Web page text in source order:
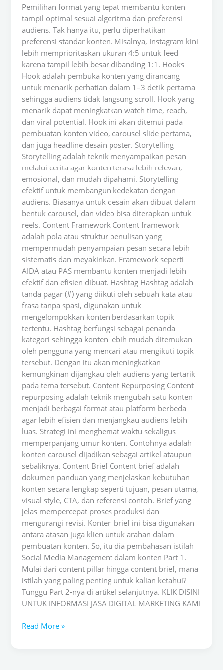
Pemilihan format yang tepat membantu konten
tampil optimal sesuai algoritma dan preferensi
audiens. Tak hanya itu, perlu diperhatikan
preferensi standar konten. Misalnya, Instagram kini
lebih memprioritaskan ukuran 4:5 untuk feed
karena tampil lebih besar dibanding 1:1. Hooks
Hook adalah pembuka konten yang dirancang
untuk menarik perhatian dalam 1–3 detik pertama
sehingga audiens tidak langsung scroll. Hook yang
menarik dapat meningkatkan watch time, reach,
dan viral potential. Hook ini akan ditemui pada
pembuatan konten video, carousel slide pertama,
dan juga headline desain poster. Storytelling
Storytelling adalah teknik menyampaikan pesan
melalui cerita agar konten terasa lebih relevan,
emosional, dan mudah dipahami. Storytelling
efektif untuk membangun kedekatan dengan
audiens. Biasanya untuk desain akan dibuat dalam
bentuk carousel, dan video bisa diterapkan untuk
reels. Content Framework Content framework
adalah pola atau struktur penulisan yang
mempermudah penyampaian pesan secara lebih
sistematis dan meyakinkan. Framework seperti
AIDA atau PAS membantu konten menjadi lebih
efektif dan efisien dibuat. Hashtag Hashtag adalah
tanda pagar (#) yang diikuti oleh sebuah kata atau
frasa tanpa spasi, digunakan untuk
mengelompokkan konten berdasarkan topik
tertentu. Hashtag berfungsi sebagai penanda
kategori sehingga konten lebih mudah ditemukan
oleh pengguna yang mencari atau mengikuti topik
tersebut. Dengan itu akan meningkatkan
kemungkinan dijangkau oleh audiens yang tertarik
pada tema tersebut. Content Repurposing Content
repurposing adalah teknik mengubah satu konten
menjadi berbagai format atau platform berbeda
agar lebih efisien dan menjangkau audiens lebih
luas. Strategi ini menghemat waktu sekaligus
memperpanjang umur konten. Contohnya adalah
konten carousel dijadikan sebagai artikel ataupun
sebaliknya. Content Brief Content brief adalah
dokumen panduan yang menjelaskan kebutuhan
konten secara lengkap seperti tujuan, pesan utama,
visual style, CTA, dan referensi contoh. Brief yang
jelas mempercepat proses produksi dan
mengurangi revisi. Konten brief ini bisa digunakan
antara atasan juga klien untuk arahan dalam
pembuatan konten. So, itu dia pembahasan istilah
Social Media Management dalam konten Part 1.
Mulai dari content pillar hingga content brief, mana
istilah yang paling penting untuk kalian ketahui?
Tunggu Part 2-nya di artikel selanjutnya. KLIK DISINI
UNTUK INFORMASI JASA DIGITAL MARKETING KAMI
Read More »